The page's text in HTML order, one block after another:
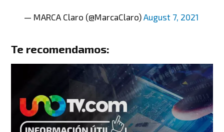
— MARCA Claro (@MarcaClaro) August 7, 2021
Te recomendamos: